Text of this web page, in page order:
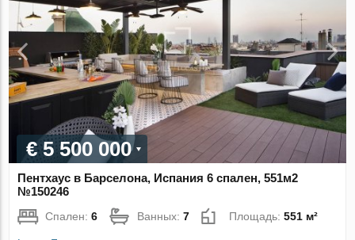
€ 5 500 000
Пентхаус в Барселона, Испания 6 спален, 551м2
№150246
Спален:6 Ванных:7 Площадь:551 м²